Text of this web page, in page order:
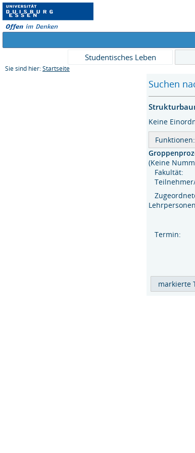
Studentisches Leben
Sie sind hier: Startseite
Suchen
Keine
Funktionen:
(Keine
Fakultät:
Termin: